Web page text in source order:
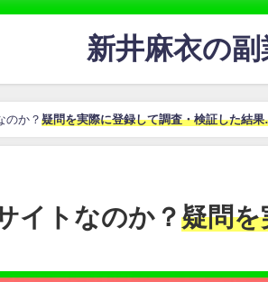
新井麻衣の
のか？ 疑問を実際に登録して調査・検証した結
イトなのか？疑問